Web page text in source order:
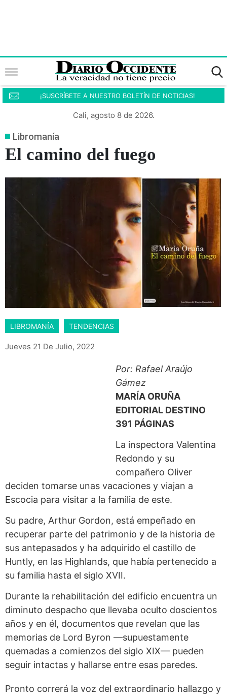
¡SUSCRÍBETE A NUESTRO BOLETÍN DE NOTICIAS!
Cali, agosto 8 de 2026.
Libromanía
El camino del fuego
LIBROMANÍA TENDENCIAS
Jueves 21 De Julio, 2022
Por: Rafael Araújo
Gámez
MARÍA ORUÑA
EDITORIAL DESTINO
391 PÁGINAS
La inspectora Valentina
Redondo y su
compañero Oliver
deciden tomarse unas vacaciones y viajan a
Escocia para visitar a la familia de este.
Su padre, Arthur Gordon, está empeñado en
recuperar parte del patrimonio y de la historia de
sus antepasados y ha adquirido el castillo de
Huntly, en las Highlands, que había pertenecido a
su familia hasta el siglo XVII.
Durante la rehabilitación del edificio encuentra un
diminuto despacho que llevaba oculto doscientos
años y en él, documentos que revelan que las
memorias de Lord Byron —supuestamente
quemadas a comienzos del siglo XIX— pueden
seguir intactas y hallarse entre esas paredes.
Pronto correrá la voz del extraordinario hallazgo y